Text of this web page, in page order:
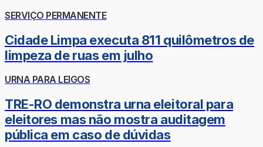
SERVIÇO PERMANENTE
Cidade Limpa executa 811 quilômetros de
limpeza de ruas em julho
URNA PARA LEIGOS
TRE-RO demonstra urna eleitoral para
eleitores mas não mostra auditagem
pública em caso de dúvidas